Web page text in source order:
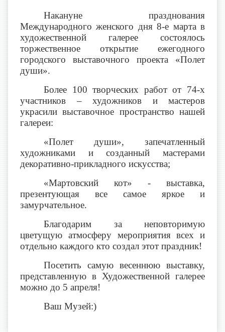
Накануне празднования
Международного женского дня 8-е марта в
художественной галерее состоялось
торжественное открытие ежегодного
городского выставочного проекта «Полет
души».
Более 100 творческих работ от 74-х
участников – художников и мастеров
украсили выставочное пространство нашей
галереи:
«Полет души», запечатленный
художниками и созданный мастерами
декоративно-прикладного искусства;
«Мартовский кот» - выставка,
презентующая все самое яркое и
замурчательное.
Благодарим за неповторимую
цветущую атмосферу мероприятия всех и
отдельно каждого кто создал этот праздник!
Посетить самую весеннюю выставку,
представленную в Художественной галерее
можно до 5 апреля!
Ваш Музей:)